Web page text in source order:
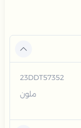
23DDT57352
ملون